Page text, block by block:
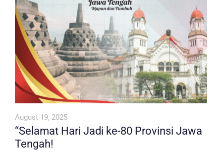
August 19, 2025
“Selamat Hari Jadi ke-80 Provinsi Jawa
Tengah!